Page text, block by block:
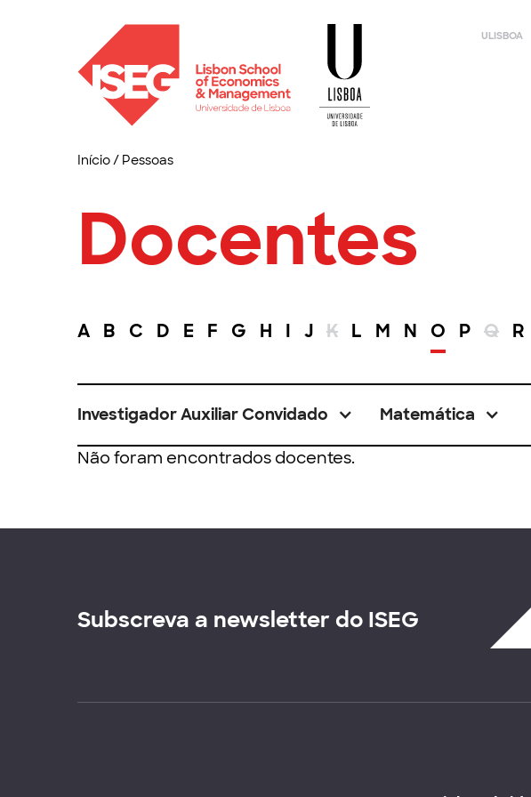
ULISBOA
Início/ Pessoas
Docentes
A B C D E F G H I J K L M N O P Q R
Investigador Auxiliar Convidado Matemática
Não foram encontrados docentes.
Subscreva a newsletter do ISEG